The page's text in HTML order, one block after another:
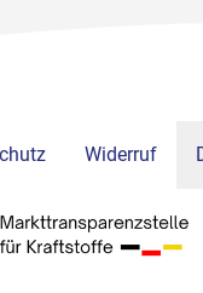
Widerruf